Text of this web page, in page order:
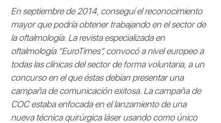
En septiembre de 2014, conseguí el reconocimiento
mayor que podría obtener trabajando en el sector de
la oftalmología. La revista especializada en
oftalmología “EuroTimes”, convocó a nivel europeo a
todas las clínicas del sector de forma voluntaria, a un
concurso en el que éstas debían presentar una
campaña de comunicación exitosa. La campaña de
COC estaba enfocada en el lanzamiento de una
nueva técnica quirúrgica láser usando como único